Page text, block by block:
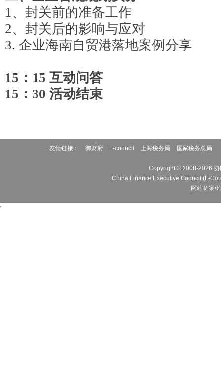
1、封关前的准备工作
2、封关后的影响与应对
3. 企业海南自贸港落地案例分享
15：15 互动问答
15：30 活动结束
友情链接： 御财府 L-councli 上海税务局 国家税务总局
Copyright © 2008-2026 协
China Finance Executive Council (F-
网站备案/